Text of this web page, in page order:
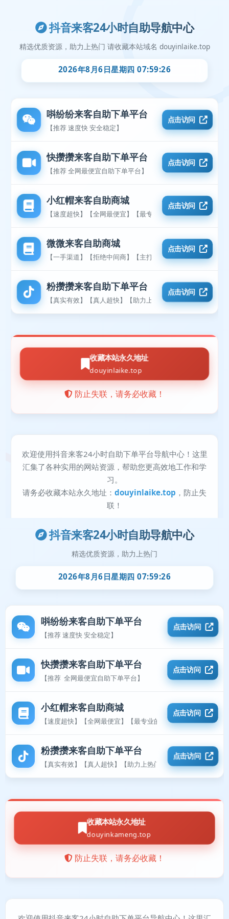
抖音来客24小时自助导航中心
精选优质资源，助力上热门
2026年8月6日星期四 07:59:26
唞纷纷来客自助下单平台
【推荐 速度快 安全稳定】
点击访问
快攒攒来客自助下单平台
【推荐 全网最便宜自助下单平台】
点击访问
小红帽来客自助商城
【速度超快】【全网最便宜】【最专业的平台】
点击访问
粉攒攒来客自助下单平台
【真实有效】【真人超快】【助力上热门】
点击访问
收藏本站永久地址
douyinkameng.top
防止失联，请务必收藏！